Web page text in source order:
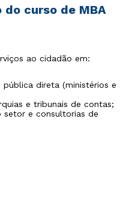
do curso de MBA
ao cidadão em:
pública direta (ministérios e
e tribunais de contas;
setor e consultorias de